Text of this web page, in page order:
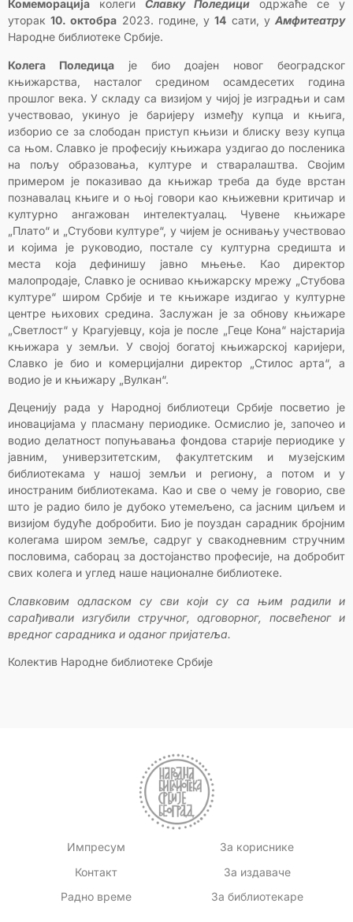
Комеморација колеги Славку Поледици одржаће се у
уторак10. октобра 2023. године, у14 сати, уАмфитеатру
Народне библиотеке Србије.
Колега Поледица је био доајен новог београдског
књижарства, насталог средином осамдесетих година
прошлог века. У складу са визијом у чијој је изградњи и сам
учествовао, укинуо је баријеру између купца и књига,
изборио се за слободан приступ књизи и блиску везу купца
са њом. Славко је професију књижара уздигао до посленика
на пољу образовања, културе и стваралаштва. Својим
примером је показивао да књижар треба да буде врстан
познавалац књиге и о њој говори као књижевни критичар и
културно ангажован интелектуалац. Чувене књижаре
„Плато“ и „Стубови културе“, у чијем је оснивању учествовао
и којима је руководио, постале су културна средишта и
места која дефинишу јавно мњење. Као директор
малопродаје, Славко је оснивао књижарску мрежу „Стубова
културе“ широм Србије и те књижаре издигао у културне
центре њихових средина. Заслужан је за обнову књижаре
„Светлост“ у Крагујевцу, која је после „Геце Кона“ најстарија
књижара у земљи. У својој богатој књижарској каријери,
Славко је био и комерцијални директор „Стилос арта“, а
водио је и књижару „Вулкан“.
Деценију рада у Народној библиотеци Србије посветио је
иновацијама у пласману периодике. Осмислио је, започео и
водио делатност попуњавања фондова старије периодике у
јавним, универзитетским, факултетским и музејским
библиотекама у нашој земљи и региону, а потом и у
иностраним библиотекама. Као и све о чему је говорио, све
што је радио било је дубоко утемељено, са јасним циљем и
визијом будуће добробити. Био је поуздан сарадник бројним
колегама широм земље, садруг у свакодневним стручним
пословима, саборац за достојанство професије, на добробит
свих колега и углед наше националне библиотеке.
Славковим одласком су сви који су са њим радили и
сарађивали изгубили стручног, одговорног, посвећеног и
вредног сарадника и оданог пријатеља.
Колектив Народне библиотеке Србије
Импресум
Контакт
Радно време
За кориснике
За издаваче
За библиотекаре